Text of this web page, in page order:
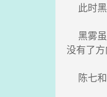
此时黑
黑雾虽
没有了
陈七和